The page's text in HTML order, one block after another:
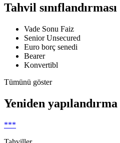
Tahvil sınıflandırması
Vade Sonu Faiz
Senior Unsecured
Euro borç senedi
Bearer
Konvertibl
Tümünü göster
Yeniden yapılandırma
***